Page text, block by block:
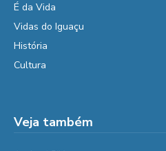
É da Vida
Vidas do Iguaçu
História
Cultura
Veja também